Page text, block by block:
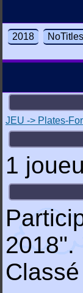
2018
JEU -> Plates-
1
2018".